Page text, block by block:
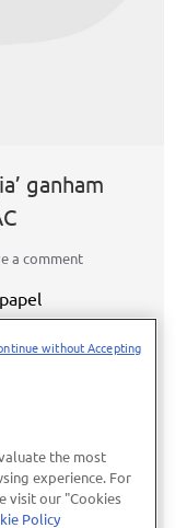
ganham
a comment
de pesquisa e
de João
de Energias
capítulo do
the most
experience. For
visit our "Cookies
Policy
without Accepting